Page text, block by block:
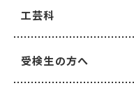
工芸科
受検生の方へ